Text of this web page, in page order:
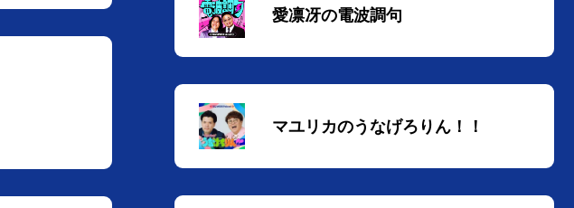
愛凛冴の電波調句
マユリカのうなげろりん！！